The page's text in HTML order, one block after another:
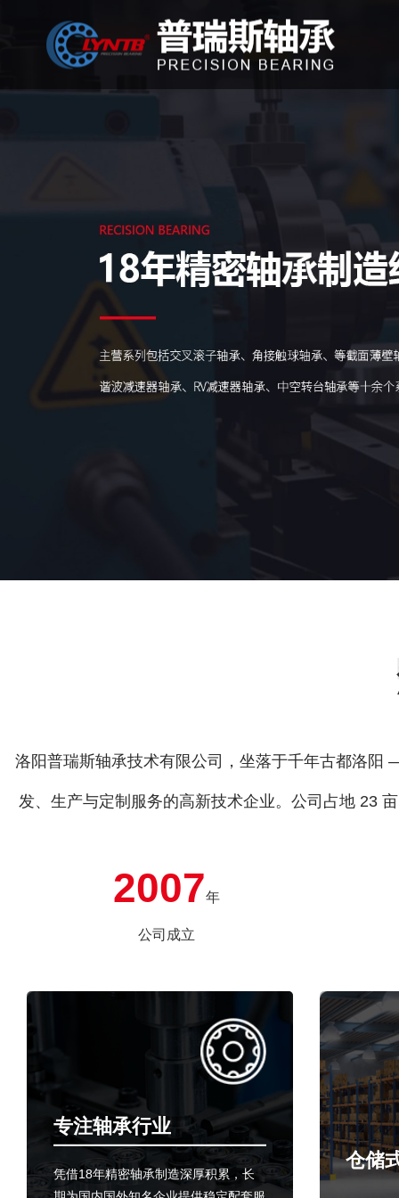
洛阳普瑞斯轴承技术有限公司，坐落于千年古都洛阳
发、生产与定制服务的高新技术企业。公司占地 23
2007年
公司成立
专注轴承行业
凭借18年精密轴承制造深厚积累，长
仓储